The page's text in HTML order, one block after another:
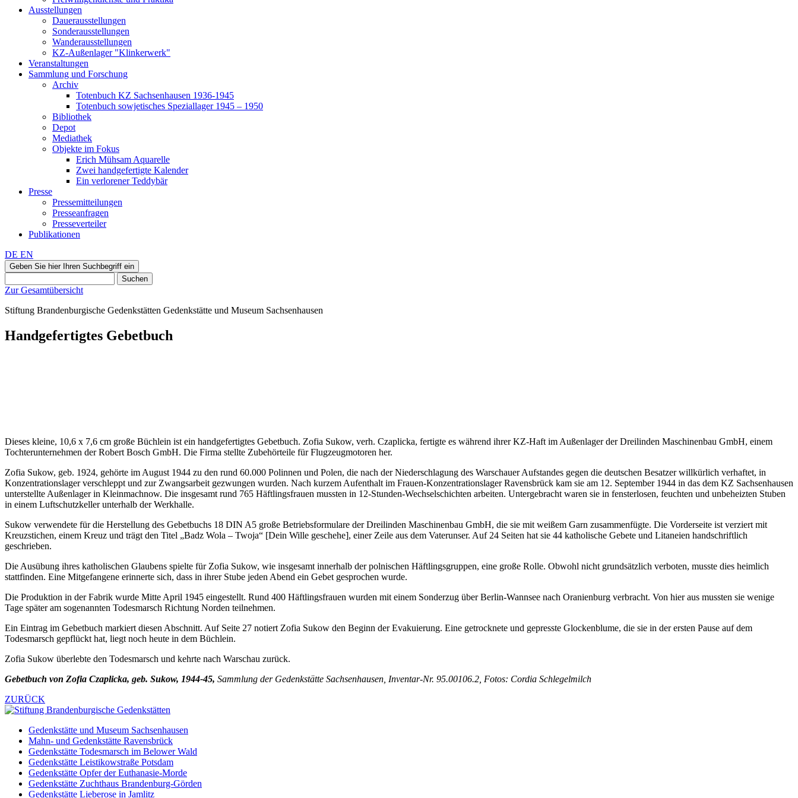
Ausstellungen
Dauerausstellungen
Sonderausstellungen
Wanderausstellungen
KZ-Außenlager "Klinkerwerk"
Veranstaltungen
Sammlung und Forschung
Archiv
Totenbuch KZ Sachsenhausen 1936-1945
Totenbuch sowjetisches Speziallager 1945 – 1950
Bibliothek
Depot
Mediathek
Objekte im Fokus
Erich Mühsam Aquarelle
Zwei handgefertigte Kalender
Ein verlorener Teddybär
Presse
Pressemitteilungen
Presseanfragen
Presseverteiler
Publikationen
DE EN
Geben Sie hier Ihren Suchbegriff ein
Suchen
Zur Gesamtübersicht
Stiftung Brandenburgische Gedenkstätten Gedenkstätte und Museum Sachsenhausen
Handgefertigtes Gebetbuch
Dieses kleine, 10,6 x 7,6 cm große Büchlein ist ein handgefertigtes Gebetbuch. Zofia Sukow, verh. Czaplicka, fertigte es während ihrer KZ-Haft im Außenlager der Dreilinden Maschinenbau GmbH, einem
Tochterunternehmen der Robert Bosch GmbH. Die Firma stellte Zubehörteile für Flugzeugmotoren her.
Zofia Sukow, geb. 1924, gehörte im August 1944 zu den rund 60.000 Polinnen und Polen, die nach der Niederschlagung des Warschauer Aufstandes gegen die deutschen Besatzer willkürlich verhaftet, in
Konzentrationslager verschleppt und zur Zwangsarbeit gezwungen wurden. Nach kurzem Aufenthalt im Frauen-Konzentrationslager Ravensbrück kam sie am 12. September 1944 in das dem KZ Sachsenhausen
unterstellte Außenlager in Kleinmachnow. Die insgesamt rund 765 Häftlingsfrauen mussten in 12-Stunden-Wechselschichten arbeiten. Untergebracht waren sie in fensterlosen, feuchten und unbeheizten Stuben
in einem Luftschutzkeller unterhalb der Werkhalle.
Sukow verwendete für die Herstellung des Gebetbuchs 18 DIN A5 große Betriebsformulare der Dreilinden Maschinenbau GmbH, die sie mit weißem Garn zusammenfügte. Die Vorderseite ist verziert mit
Kreuzstichen, einem Kreuz und trägt den Titel „Badz Wola – Twoja“ [Dein Wille geschehe], einer Zeile aus dem Vaterunser. Auf 24 Seiten hat sie 44 katholische Gebete und Litaneien handschriftlich
geschrieben.
Die Ausübung ihres katholischen Glaubens spielte für Zofia Sukow, wie insgesamt innerhalb der polnischen Häftlingsgruppen, eine große Rolle. Obwohl nicht grundsätzlich verboten, musste dies heimlich
stattfinden. Eine Mitgefangene erinnerte sich, dass in ihrer Stube jeden Abend ein Gebet gesprochen wurde.
Die Produktion in der Fabrik wurde Mitte April 1945 eingestellt. Rund 400 Häftlingsfrauen wurden mit einem Sonderzug über Berlin-Wannsee nach Oranienburg verbracht. Von hier aus mussten sie wenige
Tage später am sogenannten Todesmarsch Richtung Norden teilnehmen.
Ein Eintrag im Gebetbuch markiert diesen Abschnitt. Auf Seite 27 notiert Zofia Sukow den Beginn der Evakuierung. Eine getrocknete und gepresste Glockenblume, die sie in der ersten Pause auf dem
Todesmarsch gepflückt hat, liegt noch heute in dem Büchlein.
Zofia Sukow überlebte den Todesmarsch und kehrte nach Warschau zurück.
Gebetbuch von Zofia Czaplicka, geb. Sukow, 1944-45, Sammlung der Gedenkstätte Sachsenhausen, Inventar-Nr. 95.00106.2, Fotos: Cordia Schlegelmilch
ZURÜCK
Gedenkstätte und Museum Sachsenhausen
Mahn- und Gedenkstätte Ravensbrück
Gedenkstätte Todesmarsch im Belower Wald
Gedenkstätte Leistikowstraße Potsdam
Gedenkstätte Opfer der Euthanasie-Morde
Gedenkstätte Zuchthaus Brandenburg-Görden
Gedenkstätte Lieberose in Jamlitz